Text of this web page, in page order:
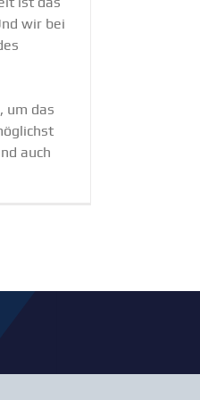
wir bei
um das
auch